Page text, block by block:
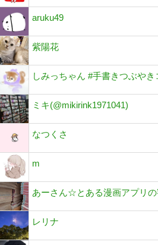
aruku49
紫陽花
しみっちゃん #手書きつぶやき
ミキ(@mikirink1971041)
なつくさ
m
あーさん☆とある漫画アプリ
レリナ